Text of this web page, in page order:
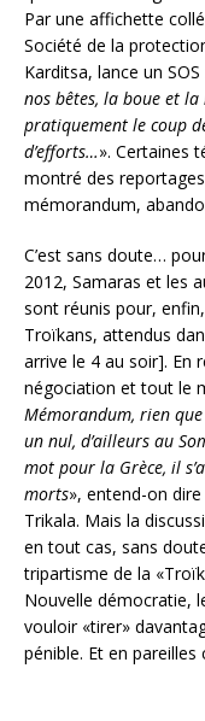
Par une affichette
Société de la
Karditsa, lance un SOS
nos bêtes, la boue et
pratiquement le coup
d’efforts…». Certaines
montré des
mémorandum,
C’est sans doute…
2012, Samaras et les
sont réunis pour,
Troïkans, attendus
arrive le 4 au soir]. En
négociation et tout le
Mémorandum, rien
un nul, d’ailleurs au
mot pour la Grèce, il
morts», entend-on
Trikala. Mais la
en tout cas, sans
tripartisme de la
Nouvelle démocratie,
vouloir «tirer»
pénible. Et en